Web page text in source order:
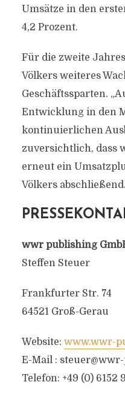
Umsätze in den
4,2 Prozent.
Für die zweite
Völkers weiteres
Geschäftssparten.
Entwicklung in den
kontinuierlichen
zuversichtlich, dass
erneut ein
Völkers abschließend.
wwr publishing
Steffen Steuer
Frankfurter Str. 74
64521 Groß-Gerau
Website: www.wwr-
E-Mail :
Telefon: +49 (0) 6152